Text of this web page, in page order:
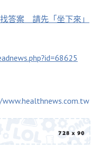
答案 請先「坐下來」